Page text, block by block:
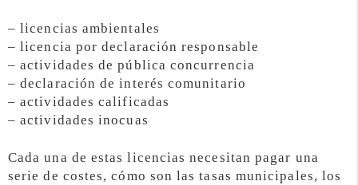
– licencias ambientales
– licencia por declaración responsable
– actividades de pública concurrencia
– declaración de interés comunitario
– actividades calificadas
– actividades inocuas
Cada una de estas licencias necesitan pagar una
serie de costes, cómo son las tasas municipales, los